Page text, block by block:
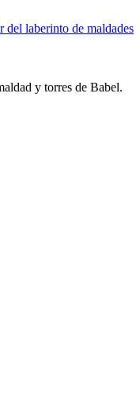
del laberinto de maldades
y torres de Babel.